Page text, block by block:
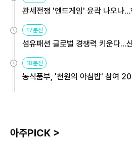
관세전쟁 '엔드게임' 윤곽 나오나
용해야
17분전
섬유패션 글로벌 경쟁력 키운다…
원
18분전
농식품부, '천원의 아침밥' 참여
아주PICK >